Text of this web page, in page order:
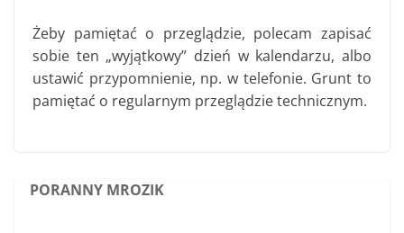
Żeby pamiętać o przeglądzie, polecam zapisać
sobie ten „wyjątkowy” dzień w kalendarzu, albo
ustawić przypomnienie, np. w telefonie. Grunt to
pamiętać o regularnym przeglądzie technicznym.
PORANNY MROZIK